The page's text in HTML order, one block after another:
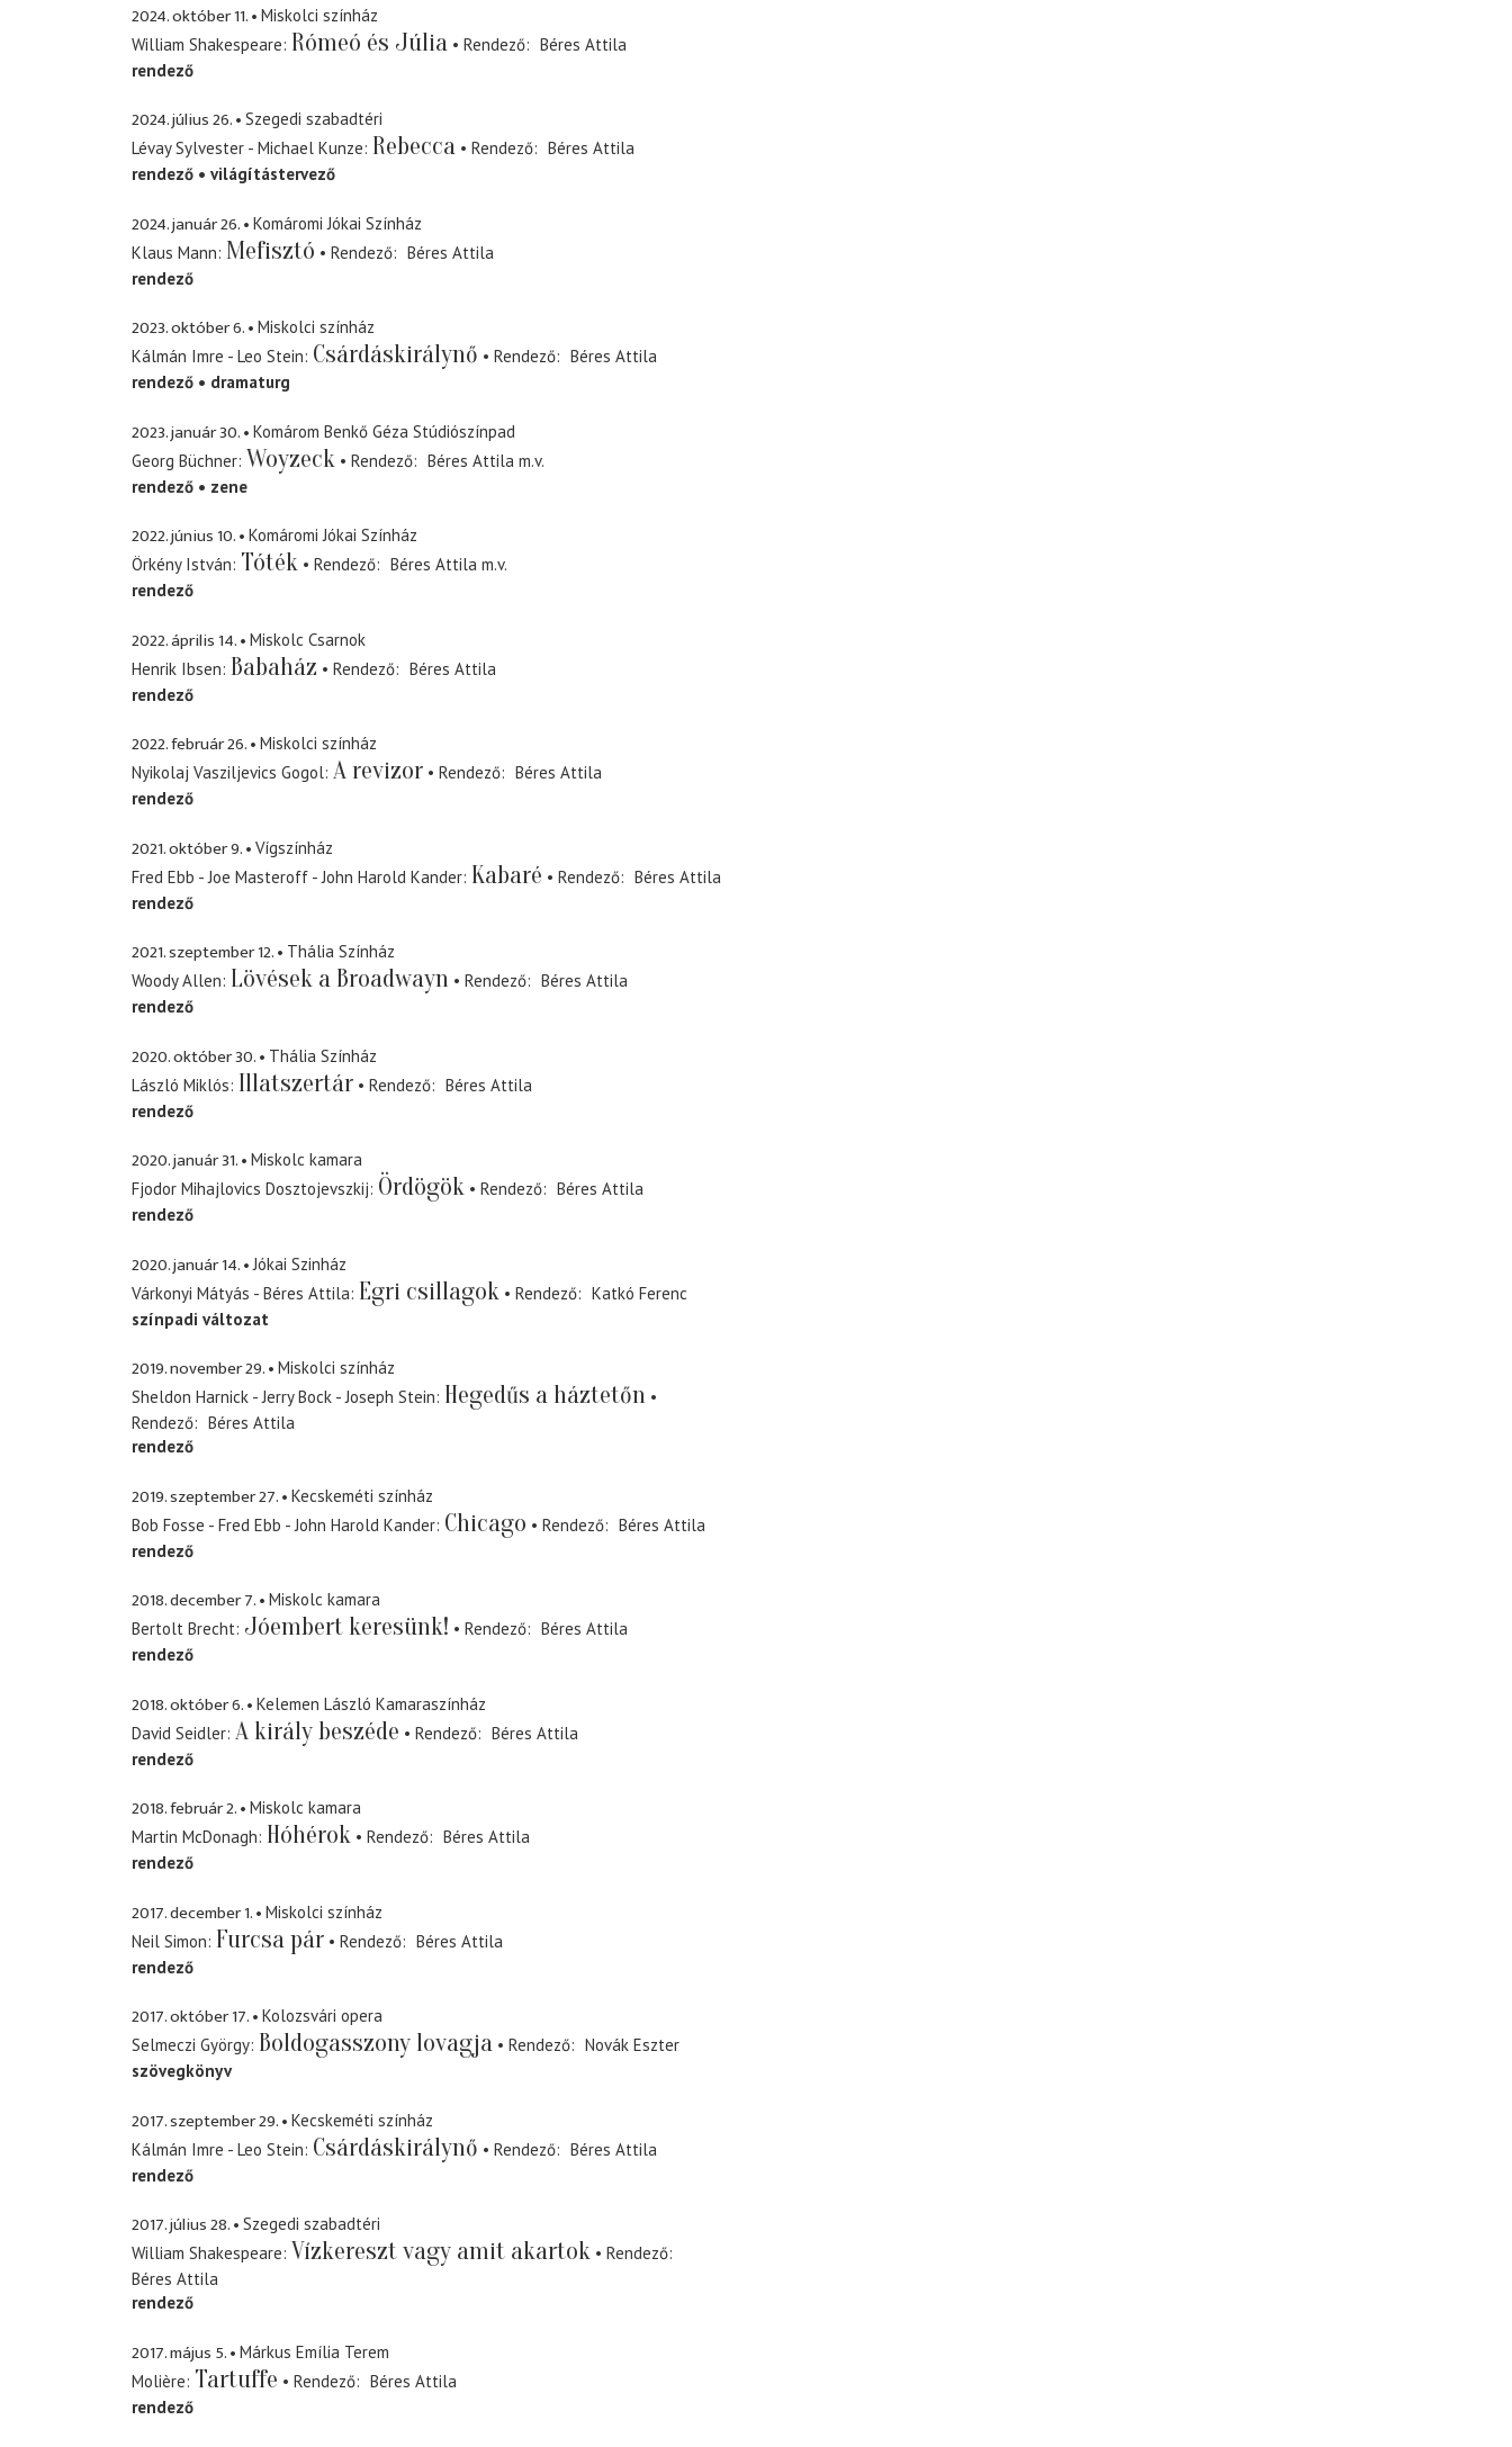
2024. október 11.
Miskolci színház
William Shakespeare Rómeó és Júlia Rendező
Béres Attila
rendező
2024. július 26.
Szegedi szabadtéri
Lévay Sylvester - Michael Kunze Rebecca Rendező
Béres Attila
rendező
világítástervező
2024. január 26.
Komáromi Jókai Színház
Klaus Mann Mefisztó Rendező
Béres Attila
rendező
2023. október 6.
Miskolci színház
Kálmán Imre - Leo Stein Csárdáskirálynő Rendező
Béres Attila
rendező
dramaturg
2023. január 30.
Komárom Benkő Géza Stúdiószínpad
Georg Büchner Woyzeck Rendező Béres Attila m.v.
rendező
zene
2022. június 10.
Komáromi Jókai Színház
Örkény István Tóték Rendező Béres Attila m.v.
rendező
2022. április 14.
Miskolc Csarnok
Henrik Ibsen Babaház Rendező
Béres Attila
rendező
2022. február 26.
Miskolci színház
Nyikolaj Vasziljevics Gogol A revizor Rendező
Béres Attila
rendező
2021. október 9.
Vígszínház
Fred Ebb - Joe Masteroff - John Harold Kander Kabaré Rendező
Béres Attila
rendező
2021. szeptember 12.
Thália Színház
Woody Allen Lövések a Broadwayn Rendező
Béres Attila
rendező
2020. október 30.
Thália Színház
László Miklós Illatszertár Rendező
Béres Attila
rendező
2020. január 31.
Miskolc kamara
Fjodor Mihajlovics Dosztojevszkij Ördögök Rendező
Béres Attila
rendező
2020. január 14.
Jókai Szinház
Várkonyi Mátyás - Béres Attila Egri csillagok Rendező
Katkó Ferenc
színpadi változat
2019. november 29.
Miskolci színház
Sheldon Harnick - Jerry Bock - Joseph Stein Hegedűs a háztetőn
Rendező
Béres Attila
rendező
2019. szeptember 27.
Kecskeméti színház
Bob Fosse - Fred Ebb - John Harold Kander Chicago Rendező
Béres Attila
rendező
2018. december 7.
Miskolc kamara
Bertolt Brecht Jóembert keresünk! Rendező
Béres Attila
rendező
2018. október 6.
Kelemen László Kamaraszínház
David Seidler A király beszéde Rendező
Béres Attila
rendező
2018. február 2.
Miskolc kamara
Martin McDonagh Hóhérok Rendező
Béres Attila
rendező
2017. december 1.
Miskolci színház
Neil Simon Furcsa pár Rendező
Béres Attila
rendező
2017. október 17.
Kolozsvári opera
Selmeczi György Boldogasszony lovagja Rendező
Novák Eszter
szövegkönyv
2017. szeptember 29.
Kecskeméti színház
Kálmán Imre - Leo Stein Csárdáskirálynő Rendező
Béres Attila
rendező
2017. július 28.
Szegedi szabadtéri
William Shakespeare Vízkereszt vagy amit akartok
Rendező
Béres Attila
rendező
2017. május 5.
Márkus Emília Terem
Molière Tartuffe Rendező
Béres Attila
rendező